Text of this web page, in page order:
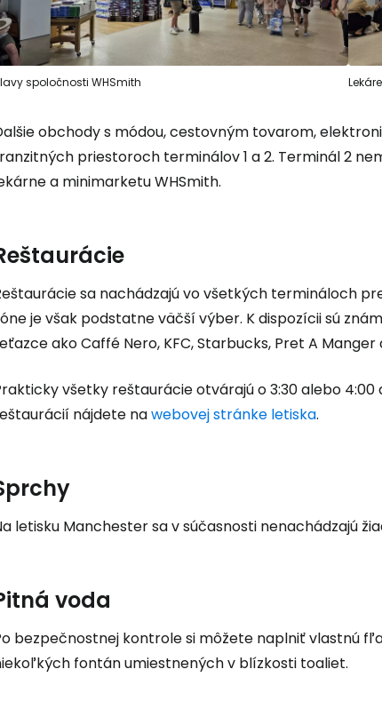
spoločnosti WHSmith
obchody s módou, cestovným tovarom,
priestoroch terminálov 1 a 2. Terminál 2
a minimarketu WHSmith.
sa nachádzajú vo všetkých termináloch
je však podstatne väčší výber. K dispozícii sú
ako Caffé Nero, KFC, Starbucks, Pret A Manger
všetky reštaurácie otvárajú o 3:30 alebo
nájdete nawebovej stránke letiska.
letisku Manchester sa v súčasnosti nenachádzajú
voda
bezpečnostnej kontrole si môžete naplniť vlastnú
fontán umiestnených v blízkosti toaliet.